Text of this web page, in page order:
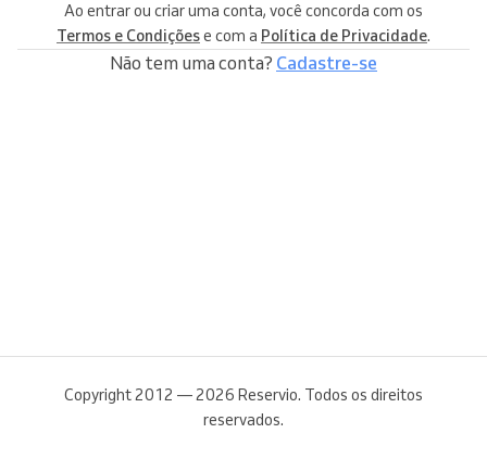
Ao entrar ou criar uma conta, você concorda com os
Termos e Condiçõese com a Política de Privacidade.
Não tem uma conta? Cadastre-se
Copyright 2012 — 2026 Reservio. Todos os direitos
reservados.